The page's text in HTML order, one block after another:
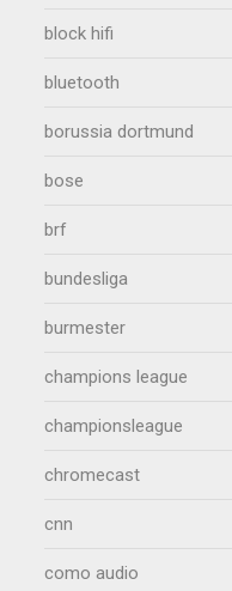
block hifi
bluetooth
borussia dortmund
bose
brf
bundesliga
burmester
champions league
championsleague
chromecast
cnn
como audio